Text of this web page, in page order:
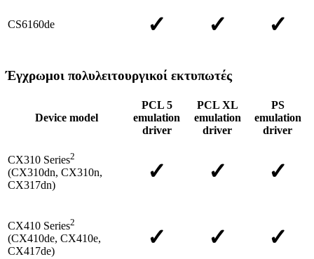
CS6160de ✓ ✓ ✓
Έγχρωμοι πολυλειτουργικοί εκτυπωτές
Device model
PCL 5
emulation
driver
PCL XL
emulation
driver
PS
emulation
driver
CX310 Series2
(CX310dn, CX310n,
CX317dn)
✓ ✓ ✓
CX410 Series2
(CX410de, CX410e,
CX417de)
✓ ✓ ✓